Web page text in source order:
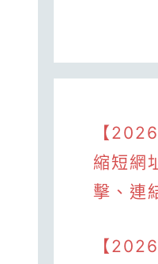
【
縮短網
擊、連
【